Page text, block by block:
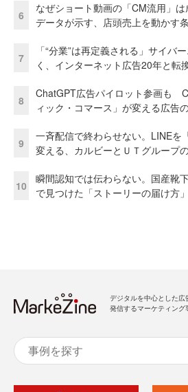
6
なぜショート動画の「CM流用」
データが示す、店頭売上を動かす
7
「“分業”は再定義される」サイバ
く、インターネット広告20年と転
8
ChatGPT広告パイロット参画も
ィック・コマース」が変える広告
9
一斉配信で終わらせない。LINEを
変える、カルビーとＵＴグループ
10
瞬間認知では伝わらない。国産靴
で見つけた「ストーリーの届け方」
デジタルを中心とした
発信するマーケティング